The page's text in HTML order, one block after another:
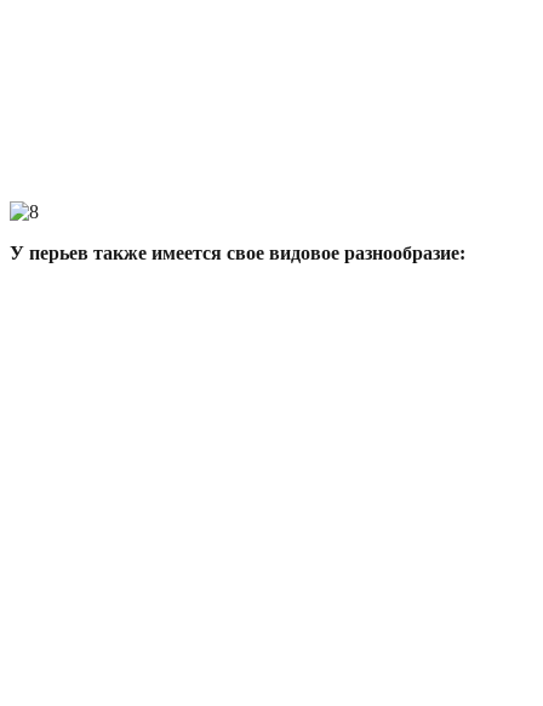
У перьев также имеется свое видовое разнообразие: